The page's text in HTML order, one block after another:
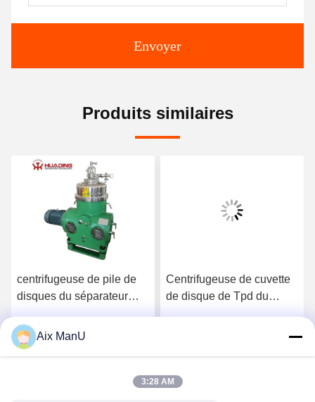
Envoyer
Produits similaires
centrifugeuse de pile de
disques du séparateur
10000L H TUV
Centrifugeuse de cuvette
de disque de Tpd du
Aix ManU
3:28 AM